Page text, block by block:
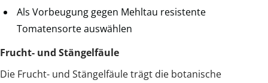
Als Vorbeugung gegen Mehltau resistente
Tomatensorte auswählen
Frucht- und Stängelfäule
Die Frucht- und Stängelfäule trägt die botanische